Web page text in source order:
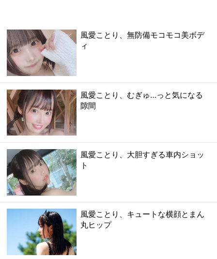
風愛ことり、無防備モコモコ美ボデ
ィ
風愛ことり、むぎゅ…っと気になる
隙間
風愛ことり、大胆すぎる車内ショッ
ト
風愛ことり、キュートな横顔とまん
丸ヒップ